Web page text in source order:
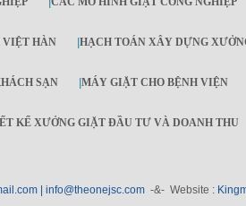
VIỆT HÀN |HẠCH TOÁN XÂY DỰNG
SẠN |MÁY GIẶT CHO BỆNH VIỆN
KẾ XƯỞNG GIẶT ĐẦU TƯ VÀ DOANH THU
| info@theonejsc.com -&- Website :